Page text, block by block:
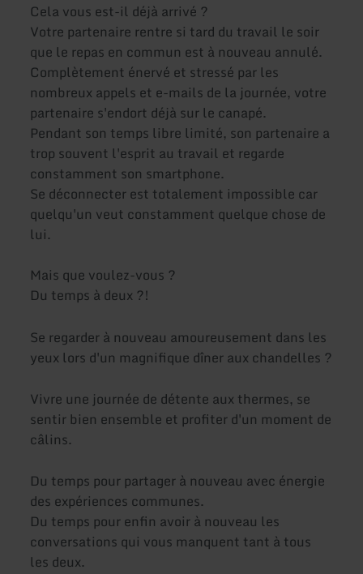
Cela vous est-il déjà arrivé ?
Votre partenaire rentre si tard du travail le soir
que le repas en commun est à nouveau annulé.
Complètement énervé et stressé par les
nombreux appels et e-mails de la journée, votre
partenaire s'endort déjà sur le canapé.
Pendant son temps libre limité, son partenaire a
trop souvent l'esprit au travail et regarde
constamment son smartphone.
Se déconnecter est totalement impossible car
quelqu'un veut constamment quelque chose de
lui.
Mais que voulez-vous ?
Du temps à deux ?!
Se regarder à nouveau amoureusement dans les
yeux lors d'un magnifique dîner aux chandelles ?
Vivre une journée de détente aux thermes, se
sentir bien ensemble et profiter d'un moment de
câlins.
Du temps pour partager à nouveau avec énergie
des expériences communes.
Du temps pour enfin avoir à nouveau les
conversations qui vous manquent tant à tous
les deux.